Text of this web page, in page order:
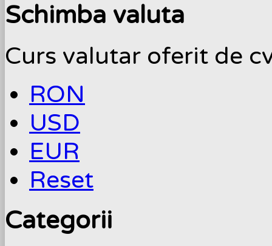
Schimba valuta
Curs valutar oferit de
RON
USD
EUR
Reset
Categorii